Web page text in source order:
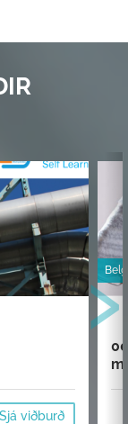
Sjá viðburð
›